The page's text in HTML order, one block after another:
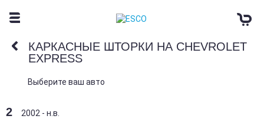
КАРКАСНЫЕ ШТОРКИ НА CHEVROLET
EXPRESS
Выберите ваш авто
2 2002 - н.в.